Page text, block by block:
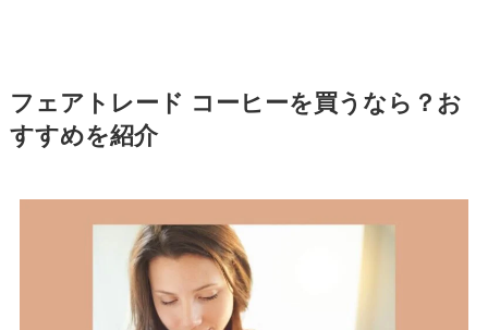
フェアトレード コーヒーを買うなら？お
すすめを紹介